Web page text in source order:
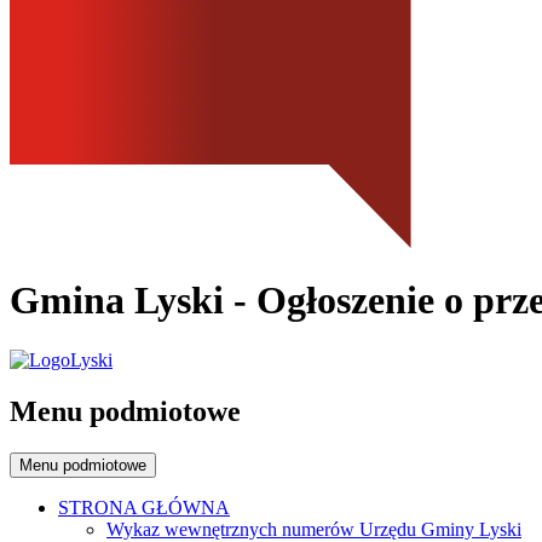
Gmina Lyski - Ogłoszenie o
Menu podmiotowe
Menu podmiotowe
STRONA GŁÓWNA
Wykaz wewnętrznych numerów Urzędu Gminy Lyski